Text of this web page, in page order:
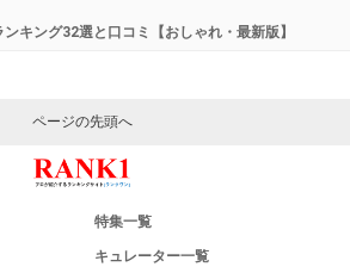
キング32選と口コミ【おしゃれ・最新版】
ページの先頭へ
特集一覧
キュレーター一覧